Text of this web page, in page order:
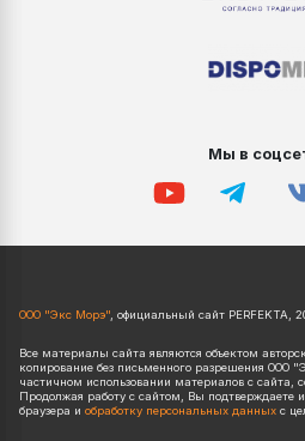
Мы в
ООО "Экс Морэ", официальный сайт PERFEKTA,
Все материалы сайта являются объектом
копирование без письменного разрешения ООО
частичном использовании материалов с сайта,
Продолжая работу с сайтом, Вы подтверждаете
браузера и обработку персональных данных с